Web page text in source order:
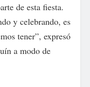
de esta fiesta.
y celebrando, es
tener”, expresó
a modo de